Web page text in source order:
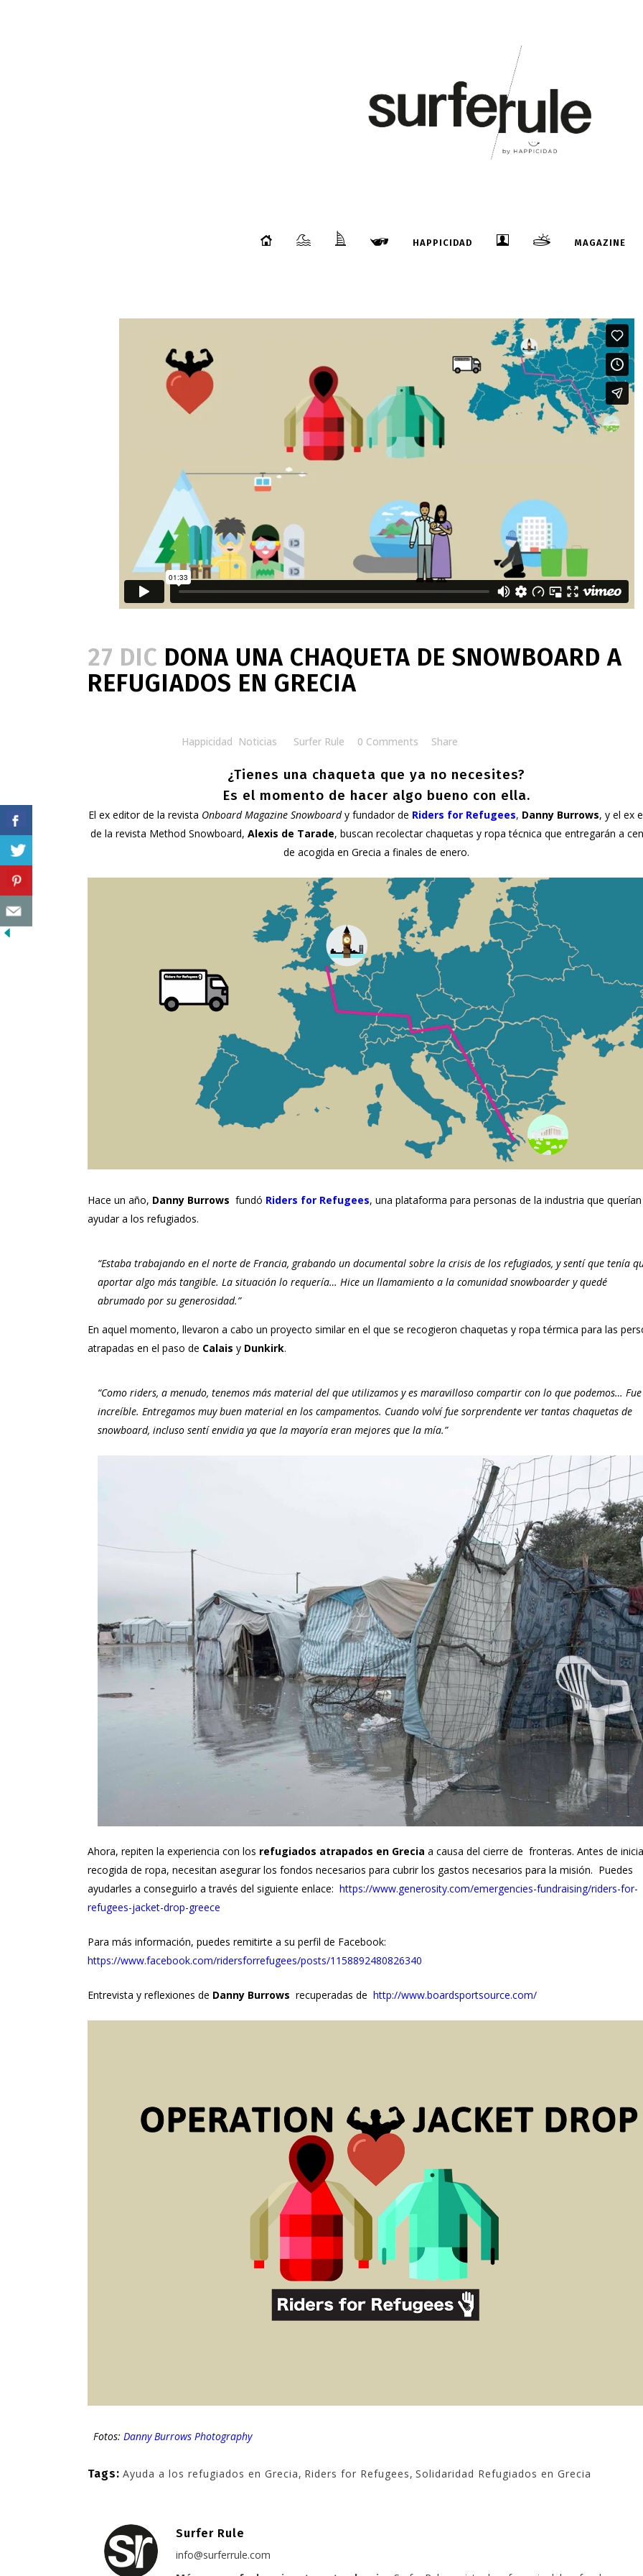
HAPPICIDAD MAGAZINE
27 DIC DONA UNA CHAQUETA DE SNOWBOARD A
REFUGIADOS EN GRECIA
Happicidad Noticias Surfer Rule 0 Comments Share
¿Tienes una chaqueta que ya no necesites?
Es el momento de hacer algo bueno con ella.
El ex editor de la revista Onboard Magazine Snowboardy fundador de Riders for Refugees, Danny Burrows, y el ex
de la revista Method Snowboard, Alexis de Tarade, buscan recolectar chaquetas y ropa técnica que entregarán a
de acogida en Grecia a finales de enero.
Hace un año, Danny Burrows fundó Riders for Refugees, una plataforma para personas de la industria que querían
ayudar a los refugiados.
“Estaba trabajando en el norte de Francia, grabando un documental sobre la crisis de los refugiados, y sentí que tenía
aportar algo más tangible. La situación lo requería… Hice un llamamiento a la comunidad snowboarder y quedé
abrumado por su generosidad.”
En aquel momento, llevaron a cabo un proyecto similar en el que se recogieron chaquetas y ropa térmica para las
atrapadas en el paso de Calais y Dunkirk.
“Como riders, a menudo, tenemos más material del que utilizamos y es maravilloso compartir con lo que podemos… Fue
increíble. Entregamos muy buen material en los campamentos. Cuando volví fue sorprendente ver tantas chaquetas de
snowboard, incluso sentí envidia ya que la mayoría eran mejores que la mía.”
Ahora, repiten la experiencia con los refugiados atrapados en Grecia a causa del cierre de fronteras. Antes de
recogida de ropa, necesitan asegurar los fondos necesarios para cubrir los gastos necesarios para la misión. Puedes
ayudarles a conseguirlo a través del siguiente enlace: https://www.generosity.com/emergencies-fundraising/riders-for-
refugees-jacket-drop-greece
Para más información, puedes remitirte a su perfil de Facebook:
https://www.facebook.com/ridersforrefugees/posts/1158892480826340
Entrevista y reflexiones de Danny Burrows recuperadas de http://www.boardsportsource.com/
Fotos: Danny Burrows Photography
Tags: Ayuda a los refugiados en Grecia, Riders for Refugees, Solidaridad Refugiados en Grecia
Surfer Rule
info@surferrule.com